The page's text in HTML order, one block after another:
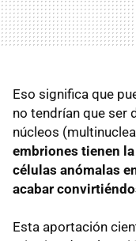
Eso significa que
no tendrían que ser
núcleos
embriones tienen
células anómalas
acabar
Esta aportación